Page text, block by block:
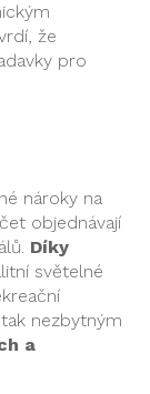
že
pro
nároky na
objednávají
Díky
světelné
nezbytným
a